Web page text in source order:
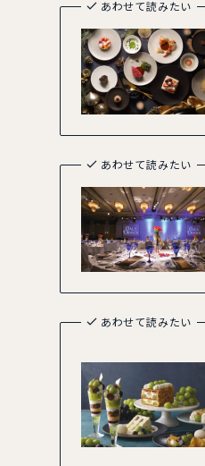
あわせて読みたい
あわせて読みたい
あわせて読みたい